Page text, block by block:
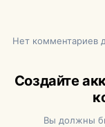
Нет комментариев
Создайте
Вы должны